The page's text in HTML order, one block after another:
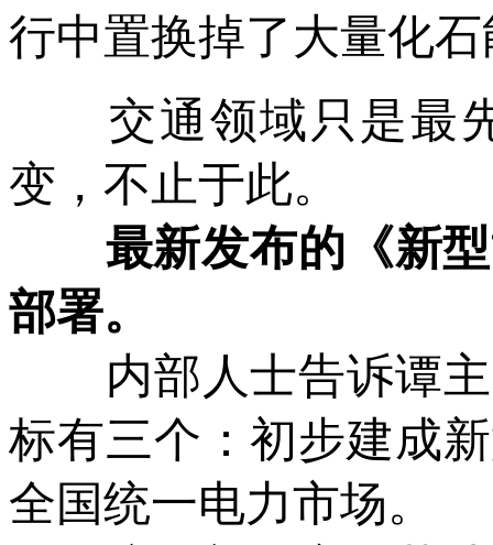
行中置换掉了大量化
交通领域只是最先
变，不止于此。
最新发布的《新型
部署。
内部人士告诉谭主
标有三个：初步建成
全国统一电力市场。